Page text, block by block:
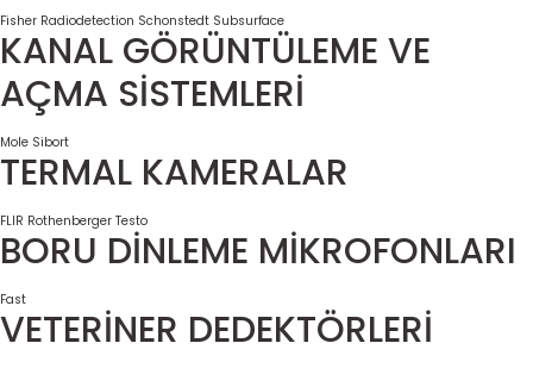
Fisher Radiodetection Schonstedt Subsurface
KANAL GÖRÜNTÜLEME VE
AÇMA SİSTEMLERİ
Mole Sibort
TERMAL KAMERALAR
FLIR Rothenberger Testo
BORU DİNLEME MİKROFONLARI
Fast
VETERİNER DEDEKTÖRLERİ